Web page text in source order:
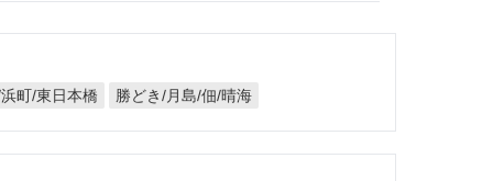
町/東日本橋 勝どき/月島/佃/晴海